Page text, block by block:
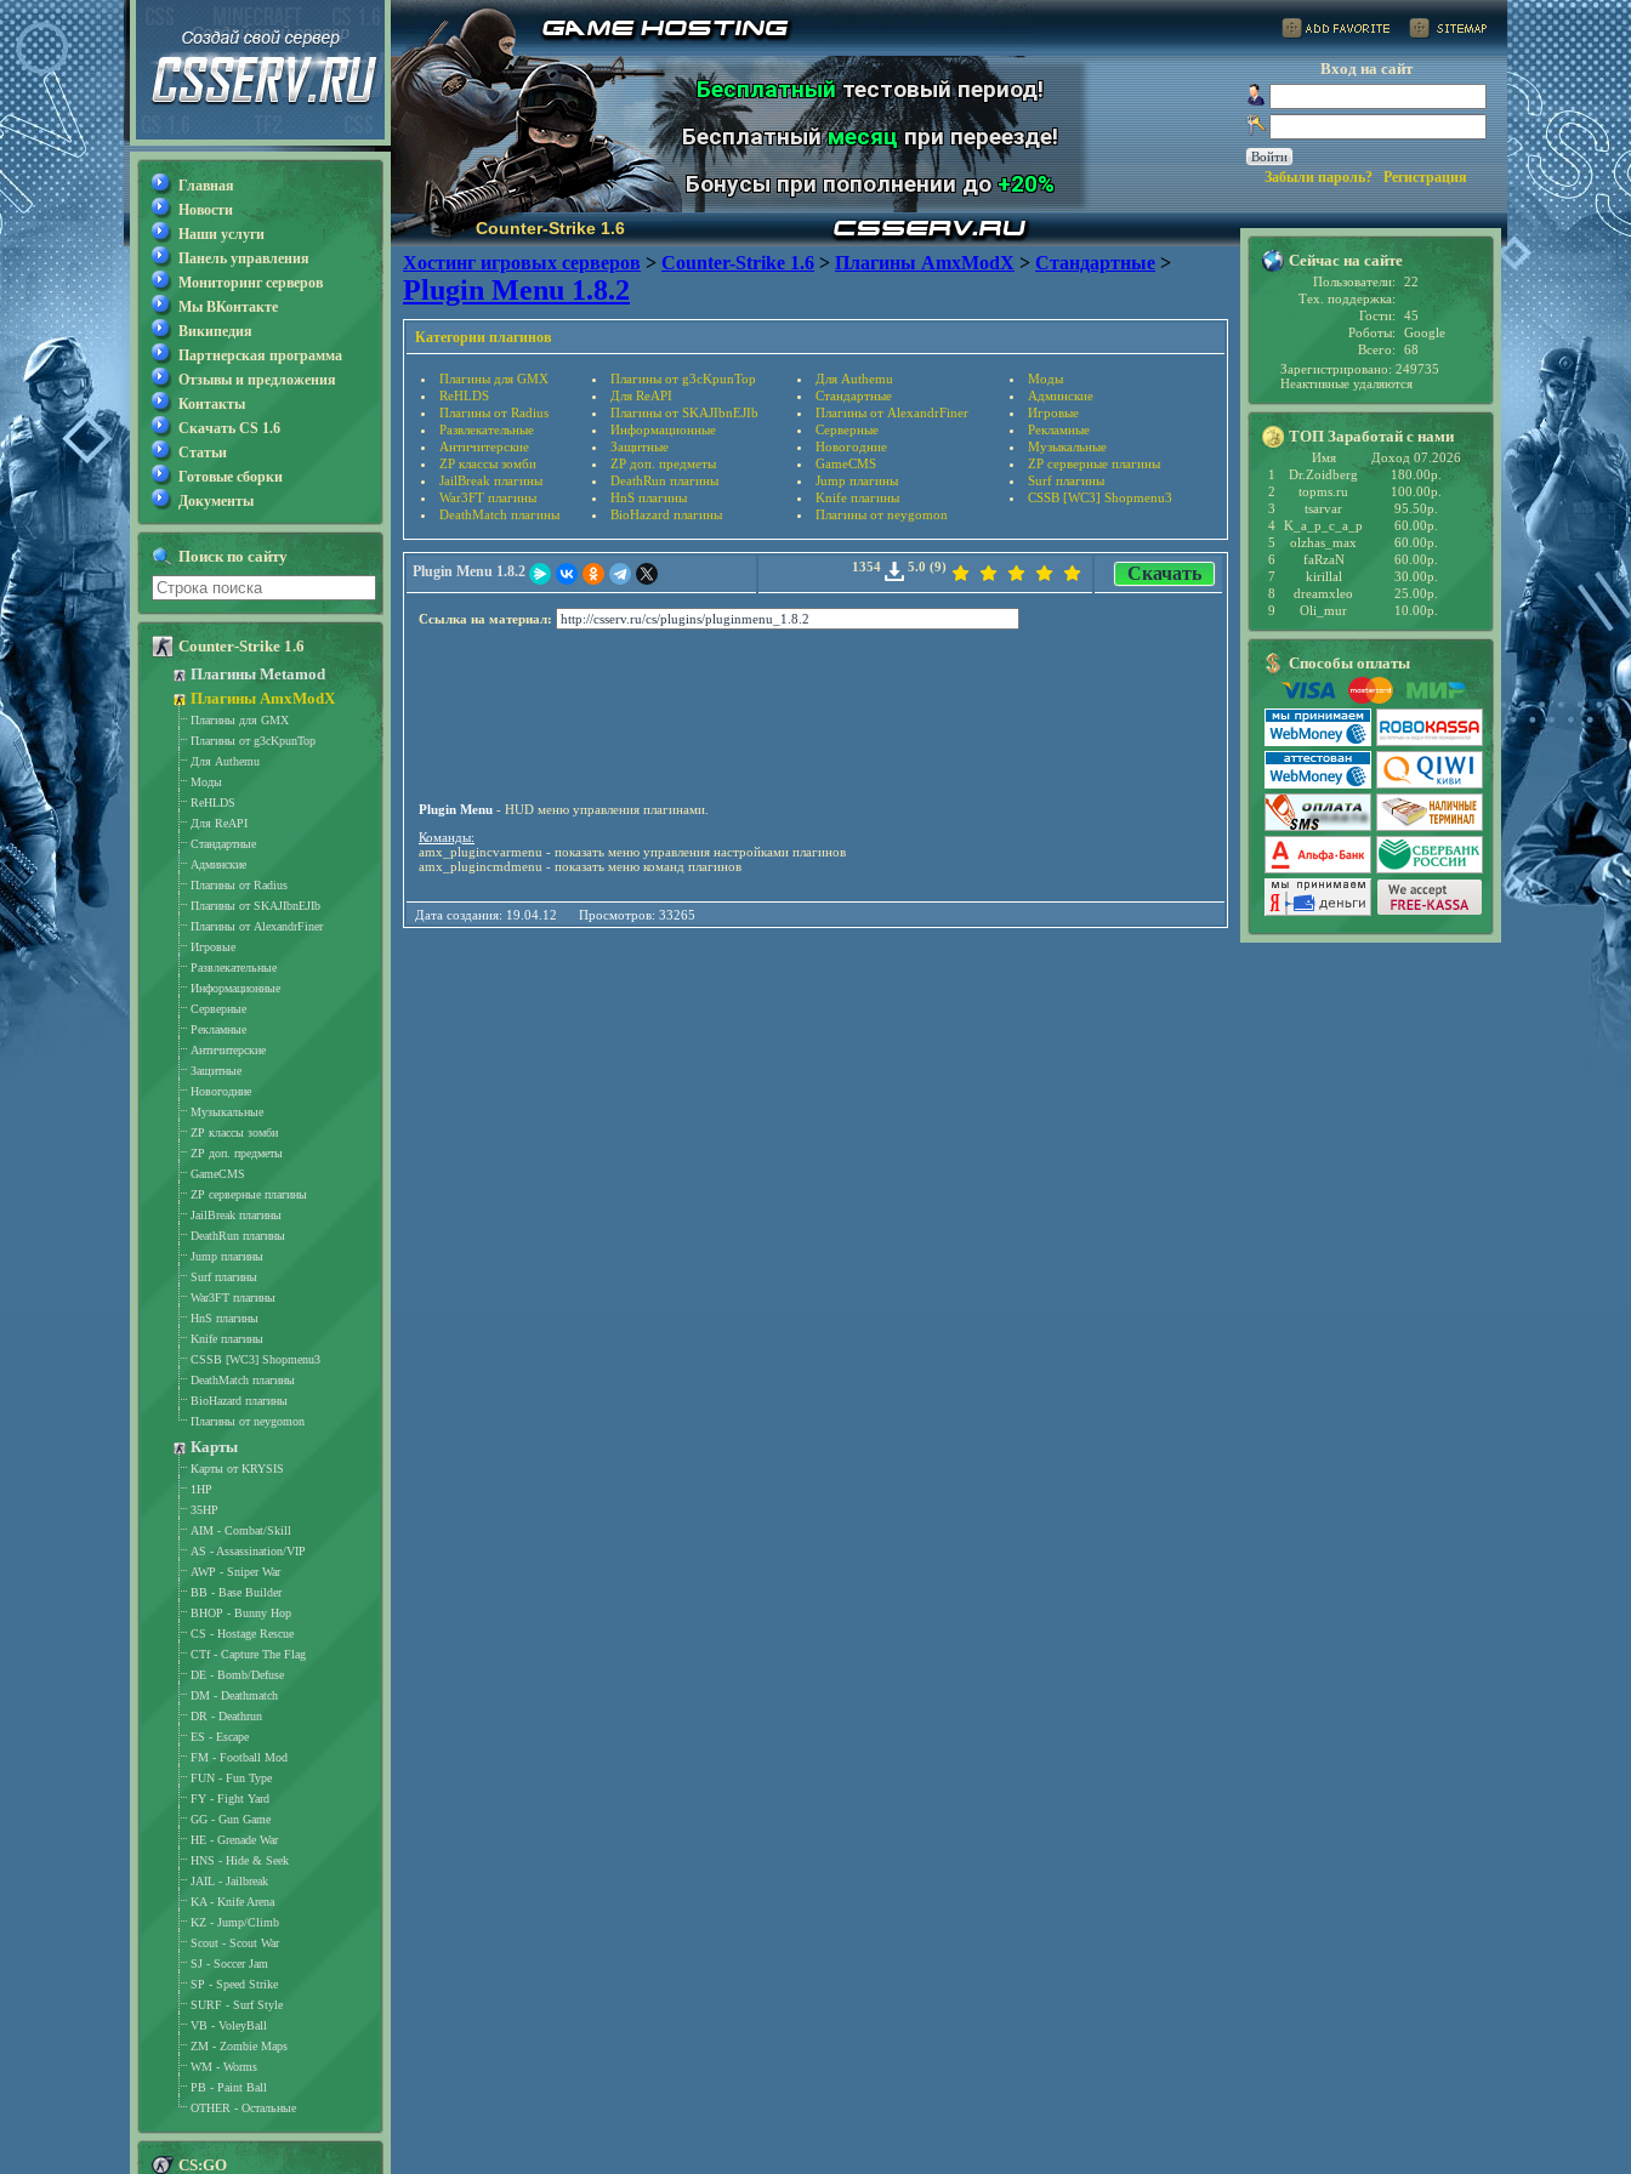
Counter-Strike 1.6
Бесплатныйтестовый период!
Бесплатныймесяцпри переезде!
Бонусы при пополнении до+20%
Хостинг игровых серверов > Counter-Strike 1.6 > Плагины AmxModX > Стандартные >
Plugin Menu 1.8.2
Категории плагинов
Плагины для GMX Плагины от g3cKpunTop Для Authemu
Моды
ReHLDS
Для ReAPI Стандартные
Админские
Плагины от Radius
Плагины от SKAJIbnEJIb Плагины от AlexandrFiner
Игровые
Развлекательные
Информационные Серверные
Рекламные
Античитерские
Защитные Новогодние
Музыкальные
ZP классы зомби
ZP доп. предметы GameCMS
ZP серверные плагины
JailBreak плагины
DeathRun плагины Jump плагины
Surf плагины
War3FT плагины
HnS плагины Knife плагины
CSSB [WC3] Shopmenu3
DeathMatch плагины
BioHazard плагины Плагины от neygomon
Plugin Menu 1.8.2 1354 5.0 (9) Скачать
Ссылка на материал:
Plugin Menu - HUD меню управления плагинами.
Команды:
amx_plugincvarmenu - показать меню управления настройками плагинов
amx_plugincmdmenu - показать меню команд плагинов
Дата создания: 19.04.12 Просмотров: 33265
Главная
Новости
Наши услуги
Панель управления
Мониторинг серверов
Мы ВКонтакте
Википедия
Партнерская программа
Отзывы и предложения
Контакты
Скачать CS 1.6
Статьи
Готовые сборки
Документы
Поиск по сайту
Counter-Strike 1.6
Плагины Metamod
Плагины AmxModX
Плагины для GMX
Плагины от g3cKpunTop
Для Authemu
Моды
ReHLDS
Для ReAPI
Стандартные
Админские
Плагины от Radius
Плагины от SKAJIbnEJIb
Плагины от AlexandrFiner
Игровые
Развлекательные
Информационные
Серверные
Рекламные
Античитерские
Защитные
Новогодние
Музыкальные
ZP классы зомби
ZP доп. предметы
GameCMS
ZP серверные плагины
JailBreak плагины
DeathRun плагины
Jump плагины
Surf плагины
War3FT плагины
HnS плагины
Knife плагины
CSSB [WC3] Shopmenu3
DeathMatch плагины
BioHazard плагины
Плагины от neygomon
Карты
Карты от KRYSIS
1HP
35HP
AIM - Combat/Skill
AS - Assassination/VIP
AWP - Sniper War
BB - Base Builder
BHOP - Bunny Hop
CS - Hostage Rescue
CTf - Capture The Flag
DE - Bomb/Defuse
DM - Deathmatch
DR - Deathrun
ES - Escape
FM - Football Mod
FUN - Fun Type
FY - Fight Yard
GG - Gun Game
HE - Grenade War
HNS - Hide & Seek
JAIL - Jailbreak
KA - Knife Arena
KZ - Jump/Climb
Scout - Scout War
SJ - Soccer Jam
SP - Speed Strike
SURF - Surf Style
VB - VoleyBall
ZM - Zombie Maps
WM - Worms
PB - Paint Ball
OTHER - Остальные
CS:GO
Вход на сайт
Забыли пароль? Регистрация
Сейчас на сайте
Пользователи:
22
Тех. поддержка:
Гости:
45
Роботы:
Google
Всего:
68
Зарегистрировано: 249735
Неактивные удаляются
ТОП Заработай с нами
Имя
Доход 07.2026
1
Dr.Zoidberg
180.00р.
2
topms.ru
100.00р.
3
tsarvar
95.50р.
4 K_a_p_c_a_p
60.00р.
5
olzhas_max
60.00р.
6
faRzaN
60.00р.
7
kirillal
30.00р.
8
dreamxleo
25.00р.
9
Oli_mur 10.00р.
Способы оплаты